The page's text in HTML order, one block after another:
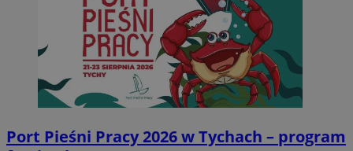
Port Pieśni Pracy 2026 w Tychach – program